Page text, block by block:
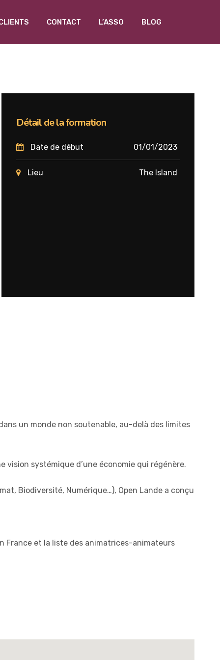
CONTACT L’ASSO BLOG
Détail de la formation
Date de début 01/01/2023
Lieu The Island
un monde non soutenable, au-delà des limites
vision systémique d’une économie qui régénère.
Biodiversité, Numérique…), Open Lande a conçu
France et la liste des animatrices-animateurs